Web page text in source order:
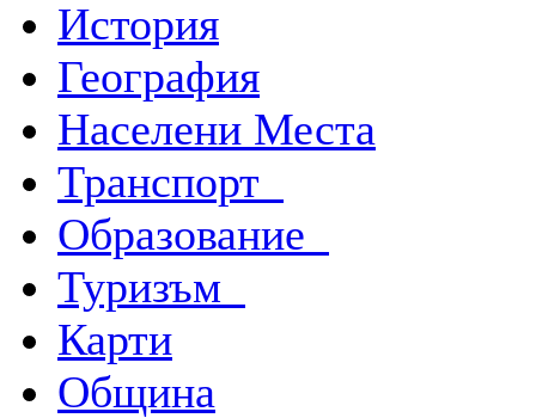
История
География
Населени Места
Транспорт
Образование
Туризъм
Карти
Община